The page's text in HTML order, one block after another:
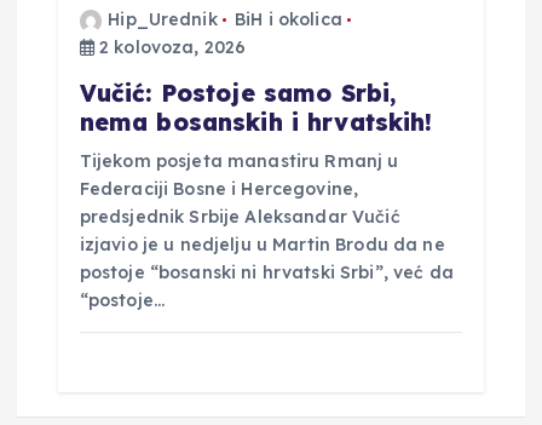
Hip_Urednik
BiH i okolica
2 kolovoza, 2026
Vučić: Postoje samo Srbi,
nema bosanskih i hrvatskih!
Tijekom posjeta manastiru Rmanj u
Federaciji Bosne i Hercegovine,
predsjednik Srbije Aleksandar Vučić
izjavio je u nedjelju u Martin Brodu da ne
postoje “bosanski ni hrvatski Srbi”, već da
“postoje…